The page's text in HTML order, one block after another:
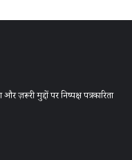
मुद्दों पर निष्पक्ष पत्रकारिता